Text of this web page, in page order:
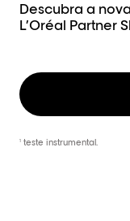
Descubra a
L’Oréal Partner
1 teste instrumental.